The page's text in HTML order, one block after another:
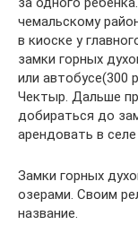
чемальскому
в киоске у
замки горных
или автобусе(300
Чектыр. Дальше
добираться до
арендовать в
Замки горных
озерами. Своим
название.